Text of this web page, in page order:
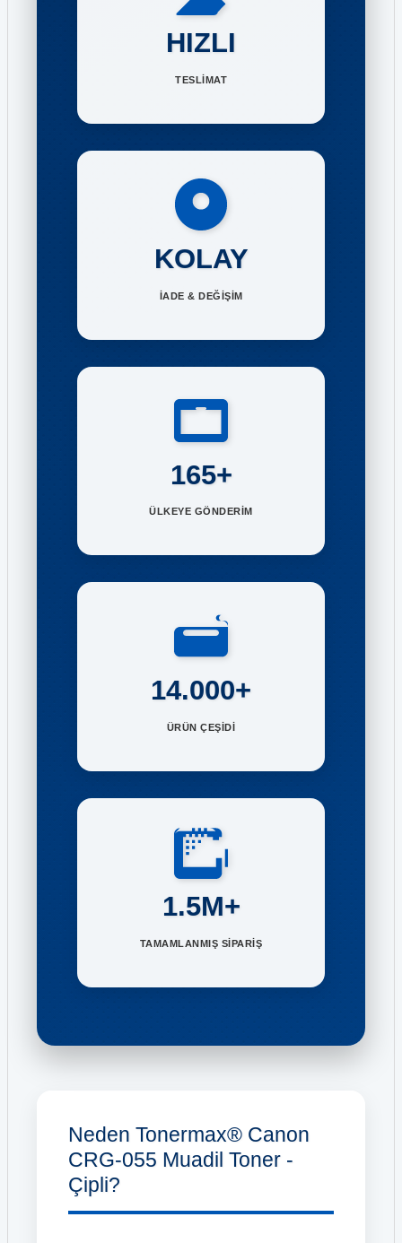
HIZLI
TESLİMAT
KOLAY
İADE & DEĞİŞİM
165+
ÜLKEYE GÖNDERİM
14.000+
ÜRÜN ÇEŞİDİ
1.5M+
TAMAMLANMIŞ SİPARİŞ
Neden Tonermax® Canon
CRG-055 Muadil Toner -
Çipli?